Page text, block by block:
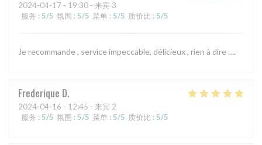
2024-04-17 - 19:30 - 来宾 3
服务 : 5/5 氛围 : 5/5 菜单 : 5/5 质价比 : 5/5
Je recommande , service impeccable, délicieux , rien à dire ….
Frederique D
2024-04-16 - 12:45 - 来宾 2
服务 : 5/5 氛围 : 5/5 菜单 : 5/5 质价比 : 5/5